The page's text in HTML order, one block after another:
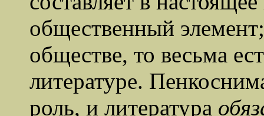
общественный
обществе, то весьма
литературе.
роль, и литература